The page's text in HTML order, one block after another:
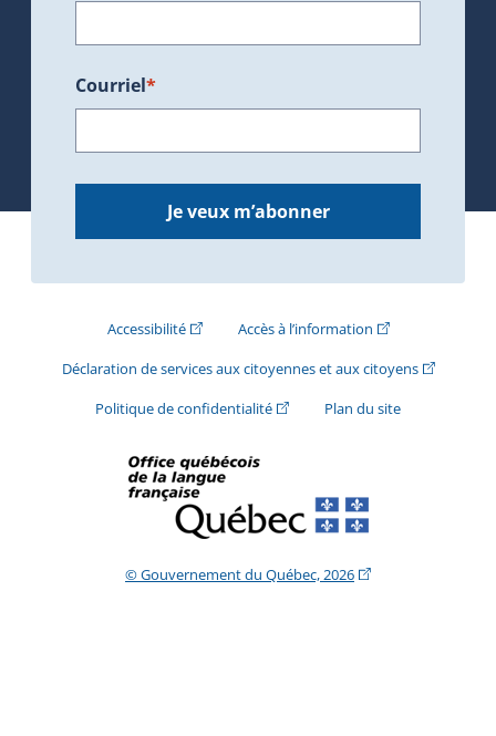
Courriel*
Je veux m’abonner
Accessibilité(Cet hyperlien externe s'ouvrira dans une
Accès à l’information(Cet hyperlien
Déclaration de services aux citoyennes et aux citoyens(Cet
Politique de confidentialité(Cet hyperlien externe s'ouvrira
Plan du site
© Gouvernement du Québec, 2026(Cet hyperlien